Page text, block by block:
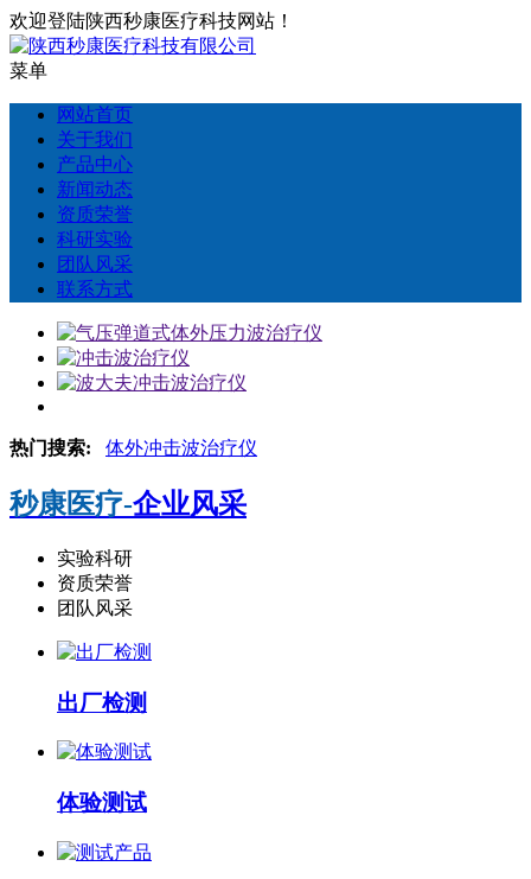
欢迎登陆陕西秒康医疗科技网站！
菜单
网站首页
关于我们
产品中心
新闻动态
资质荣誉
科研实验
团队风采
联系方式
热门搜索: 体外冲击波治疗仪
秒康医疗-企业风采
实验科研
资质荣誉
团队风采
出厂检测
体验测试